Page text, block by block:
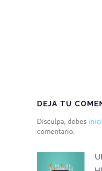
DEJA TU
Disculpa, debes
comentario.